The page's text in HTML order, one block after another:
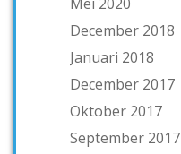
December 2018
Januari 2018
December 2017
Oktober 2017
September 2017